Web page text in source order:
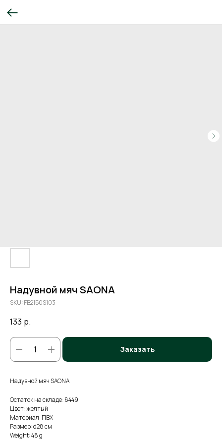
Надувной мяч SAONA
SKU: FB2150S103
133 р.
Заказать
Надувной мяч SAONA
Остаток на складе: 8449
Цвет: желтый
Материал: ПВХ
Размер: d28 см
Weight: 48 g